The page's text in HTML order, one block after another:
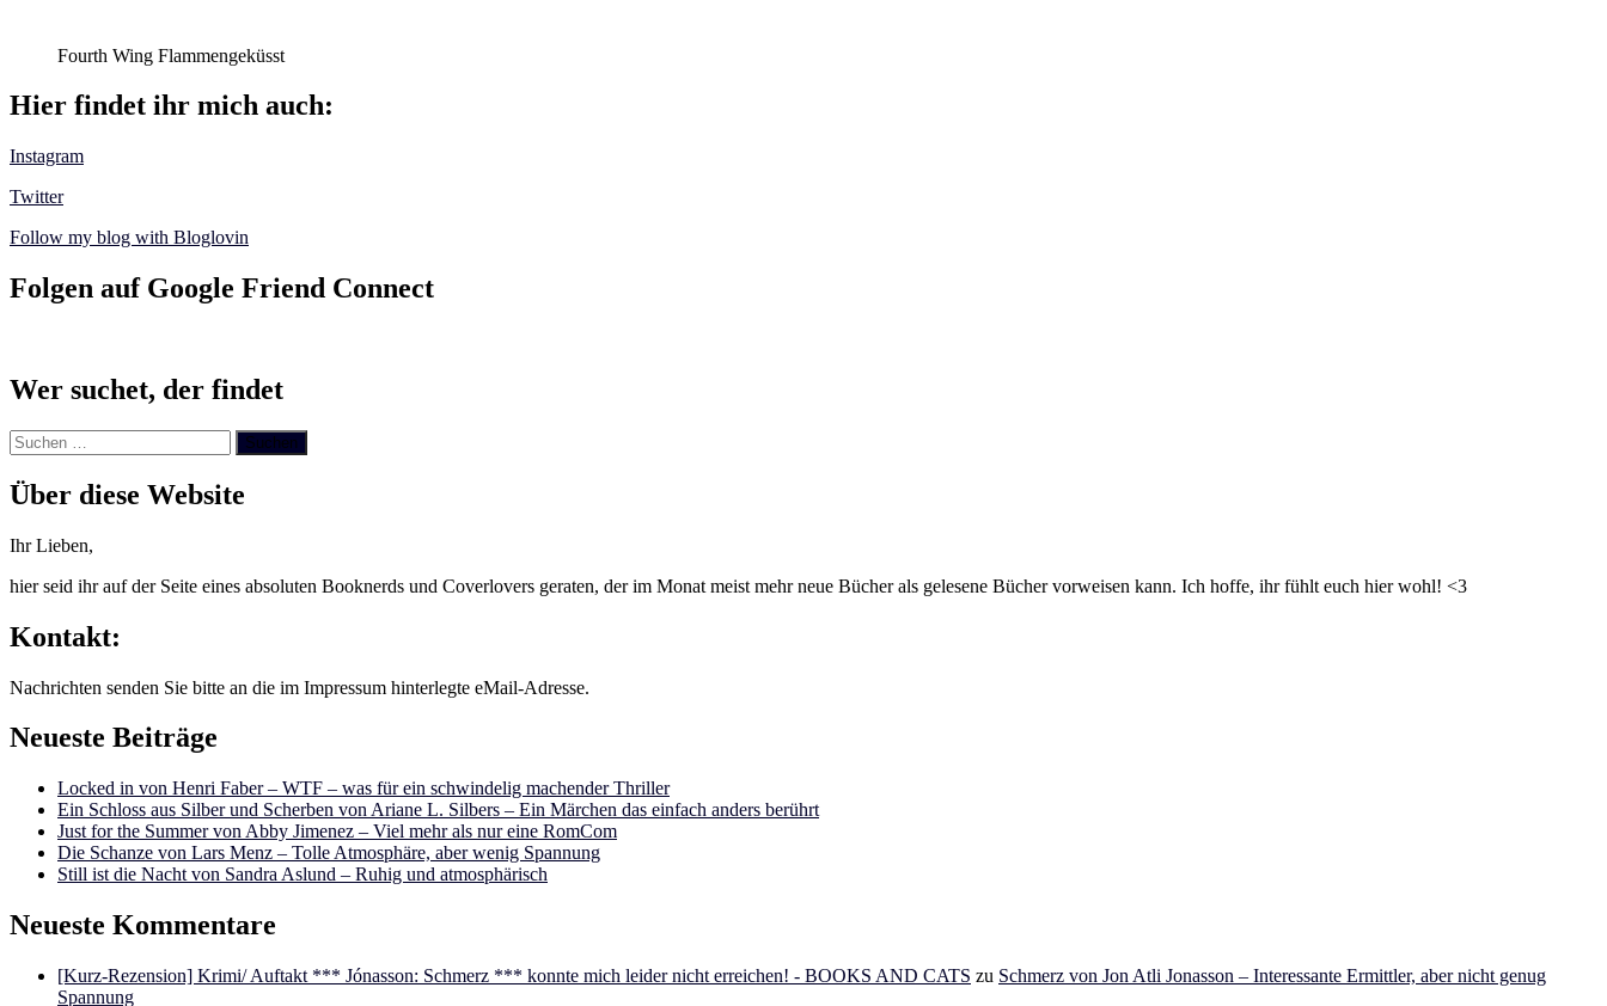
Fourth Wing Flammengeküsst
Hier findet ihr mich auch:
Instagram
Twitter
Follow my blog with Bloglovin
Folgen auf Google Friend Connect
Wer suchet, der findet
Suchen
nach:
Über diese Website
Ihr Lieben,
hier seid ihr auf der Seite eines absoluten Booknerds und Coverlovers geraten, der im Monat meist mehr neue Bücher als gelesene Bücher vorweisen kann. Ich hoffe, ihr fühlt euch hier wohl! <3
Kontakt:
Nachrichten senden Sie bitte an die im Impressum hinterlegte eMail-Adresse.
Neueste Beiträge
Locked in von Henri Faber – WTF – was für ein schwindelig machender Thriller
Ein Schloss aus Silber und Scherben von Ariane L. Silbers – Ein Märchen das einfach anders berührt
Just for the Summer von Abby Jimenez – Viel mehr als nur eine RomCom
Die Schanze von Lars Menz – Tolle Atmosphäre, aber wenig Spannung
Still ist die Nacht von Sandra Aslund – Ruhig und atmosphärisch
Neueste Kommentare
[Kurz-Rezension] Krimi/ Auftakt *** Jónasson: Schmerz *** konnte mich leider nicht erreichen! - BOOKS AND CATS zu Schmerz von Jon Atli Jonasson – Interessante Ermittler, aber nicht genug
Spannung